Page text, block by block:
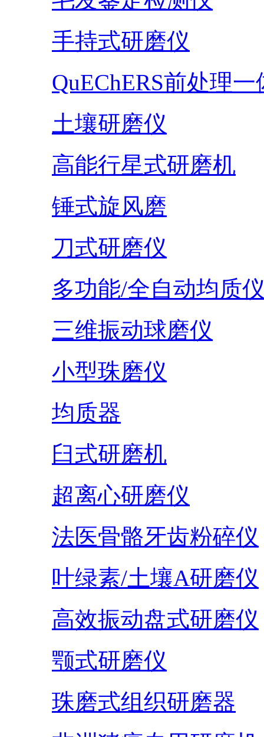
手持式研磨仪
QuEChERS前处理一
土壤研磨仪
高能行星式研磨机
锤式旋风磨
刀式研磨仪
多功能/全自动均质
三维振动球磨仪
小型珠磨仪
均质器
臼式研磨机
超离心研磨仪
法医骨骼牙齿粉碎仪
叶绿素/土壤A研磨仪
高效振动盘式研磨仪
颚式研磨仪
珠磨式组织研磨器